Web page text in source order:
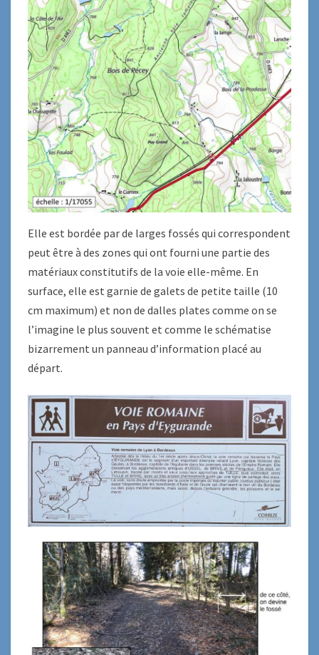
Elle est bordée par de larges fossés qui correspondent
peut être à des zones qui ont fourni une partie des
matériaux constitutifs de la voie elle-même. En
surface, elle est garnie de galets de petite taille (10
cm maximum) et non de dalles plates comme on se
l’imagine le plus souvent et comme le schématise
bizarrement un panneau d’information placé au
départ.